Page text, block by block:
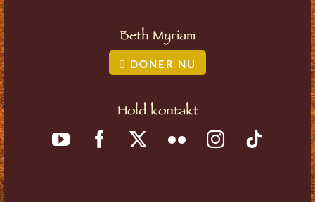
Beth Myriam
DONER NU
Hold kontakt